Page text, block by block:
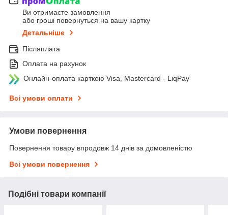
Ви отримаєте замовлення
або гроші повернуться на вашу картку
Детальніше
Післяплата
Оплата на рахунок
Онлайн-оплата карткою Visa, Mastercard - LiqPay
Всі умови оплати
Умови повернення
Повернення товару впродовж 14 днів за домовленістю
Всі умови повернення
Подібні товари компанії